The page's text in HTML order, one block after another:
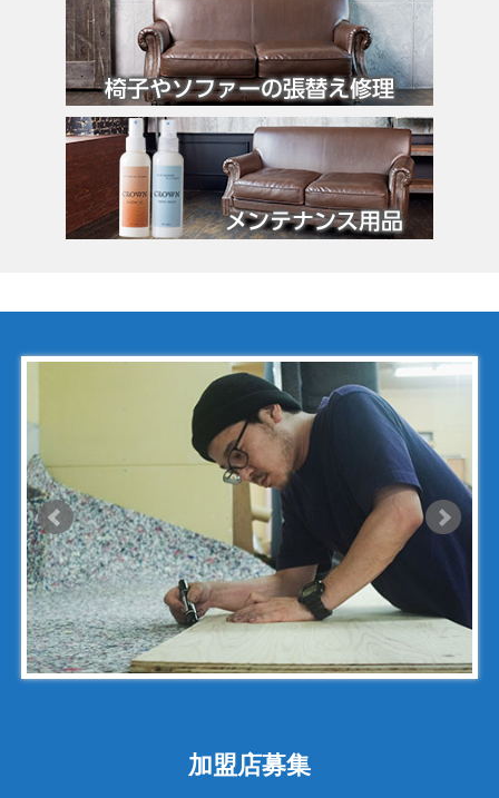
ギ・ラロッシュ
グッチ
クロエ
クロコラックス
クロムハーツ
コーチ
コールハーン
ゴヤール
ジェニュイン・レザー
ジミーチュウ
ジャックゴム
シャネル
アンティグアライン
カンボンライン
キャビアスキン
加盟店募集